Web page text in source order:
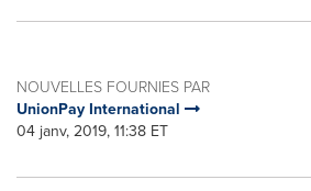
NOUVELLES FOURNIES PAR
UnionPay International
04 janv, 2019, 11:38 ET